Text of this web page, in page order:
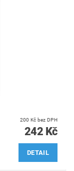
200 Kč bez DPH
242 Kč
DETAIL